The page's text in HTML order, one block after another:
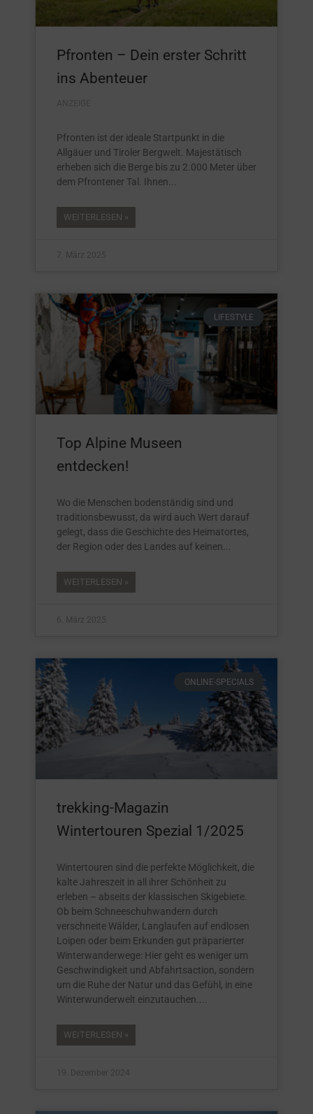
Pfronten – Dein erster Schritt
ins Abenteuer
Pfronten ist der ideale Startpunkt in die
Allgäuer und Tiroler Bergwelt. Majestätisch
erheben sich die Berge bis zu 2.000 Meter über
dem Pfrontener Tal. Ihnen
WEITERLESEN »
7. März 2025
LIFESTYLE
Top Alpine Museen
entdecken!
Wo die Menschen bodenständig sind und
traditionsbewusst, da wird auch Wert darauf
gelegt, dass die Geschichte des Heimatortes,
der Region oder des Landes auf keinen
WEITERLESEN »
6. März 2025
ONLINE-SPECIALS
trekking-Magazin
Wintertouren Spezial 1/2025
Wintertouren sind die perfekte Möglichkeit, die
kalte Jahreszeit in all ihrer Schönheit zu
erleben – abseits der klassischen Skigebiete.
Ob beim Schneeschuhwandern durch
verschneite Wälder, Langlaufen auf endlosen
Loipen oder beim Erkunden gut präparierter
Winterwanderwege: Hier geht es weniger um
Geschwindigkeit und Abfahrtsaction, sondern
um die Ruhe der Natur und das Gefühl, in eine
Winterwunderwelt einzutauchen.
WEITERLESEN »
19. Dezember 2024